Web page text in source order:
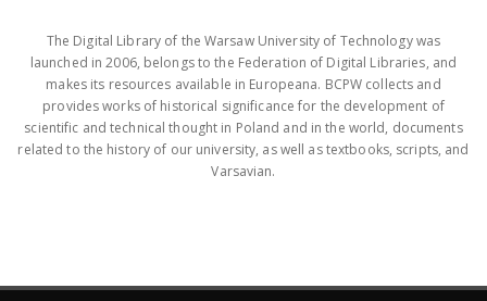
The Digital Library of the Warsaw University of Technology was
launched in 2006, belongs to the Federation of Digital Libraries, and
makes its resources available in Europeana. BCPW collects and
provides works of historical significance for the development of
scientific and technical thought in Poland and in the world, documents
related to the history of our university, as well as textbooks, scripts, and
Varsavian.